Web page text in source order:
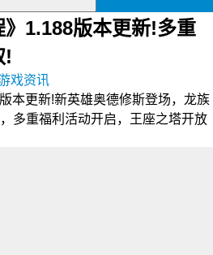
》1.188版本更新!多重
!
戏资讯
本更新!新英雄奥德修斯登场，龙族
多重福利活动开启，王座之塔开放